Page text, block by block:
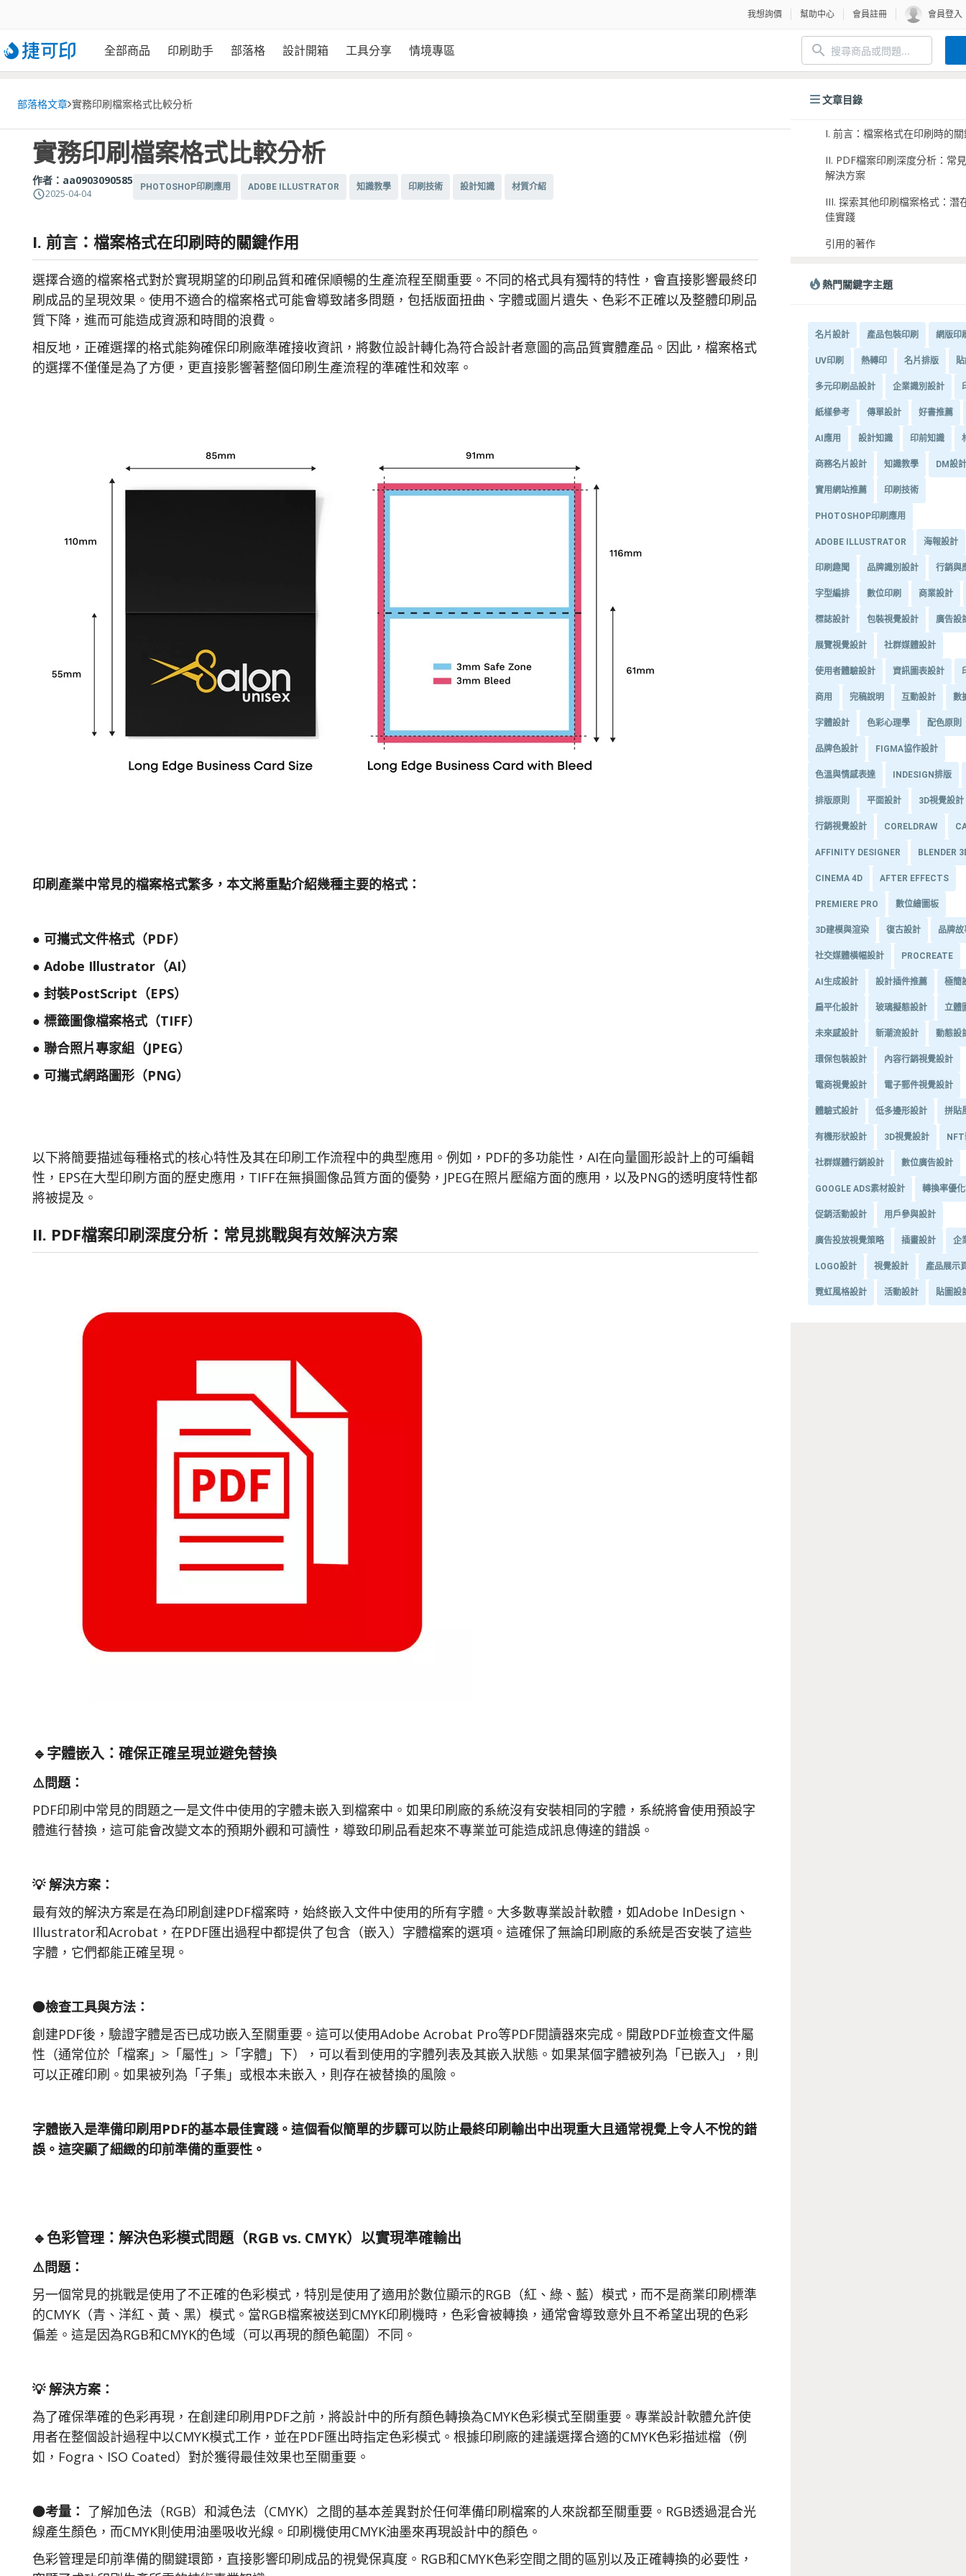
我想詢價 幫助中心 會員註冊 會員登入
全部商品 印刷助手 部落格 設計開箱 工具分享 情境專區
部落格文章 實務印刷檔案格式比較分析
實務印刷檔案格式比較分析
作者： aa0903090585
2025-04-04
PHOTOSHOP印刷應用 ADOBE ILLUSTRATOR 知識教學 印刷技術 設計知識 材質介紹
I. 前言：檔案格式在印刷時的關鍵作用
選擇合適的檔案格式對於實現期望的印刷品質和確保順暢的生產流程至關重要。不同的格式具有獨特的特性，會直接影響最終印
刷成品的呈現效果。使用不適合的檔案格式可能會導致諸多問題，包括版面扭曲、字體或圖片遺失、色彩不正確以及整體印刷品
質下降，進而可能造成資源和時間的浪費。
相反地，正確選擇的格式能夠確保印刷廠準確接收資訊，將數位設計轉化為符合設計者意圖的高品質實體產品。因此，檔案格式
的選擇不僅僅是為了方便，更直接影響著整個印刷生產流程的準確性和效率。
印刷產業中常見的檔案格式繁多，本文將重點介紹幾種主要的格式：
● 可攜式文件格式（PDF）
● Adobe Illustrator（AI）
● 封裝PostScript（EPS）
● 標籤圖像檔案格式（TIFF）
● 聯合照片專家組（JPEG）
● 可攜式網路圖形（PNG）
以下將簡要描述每種格式的核心特性及其在印刷工作流程中的典型應用。例如，PDF的多功能性，AI在向量圖形設計上的可編輯
性，EPS在大型印刷方面的歷史應用，TIFF在無損圖像品質方面的優勢，JPEG在照片壓縮方面的應用，以及PNG的透明度特性都
將被提及。
II. PDF檔案印刷深度分析：常見挑戰與有效解決方案
🔹字體嵌入：確保正確呈現並避免替換
⚠️問題：
PDF印刷中常見的問題之一是文件中使用的字體未嵌入到檔案中。如果印刷廠的系統沒有安裝相同的字體，系統將會使用預設字
體進行替換，這可能會改變文本的預期外觀和可讀性，導致印刷品看起來不專業並可能造成訊息傳達的錯誤。
💡 解決方案：
最有效的解決方案是在為印刷創建PDF檔案時，始終嵌入文件中使用的所有字體。大多數專業設計軟體，如Adobe InDesign、
Illustrator和Acrobat，在PDF匯出過程中都提供了包含（嵌入）字體檔案的選項。這確保了無論印刷廠的系統是否安裝了這些
字體，它們都能正確呈現。
🟠檢查工具與方法：
創建PDF後，驗證字體是否已成功嵌入至關重要。這可以使用Adobe Acrobat Pro等PDF閱讀器來完成。開啟PDF並檢查文件屬
性（通常位於「檔案」>「屬性」>「字體」下），可以看到使用的字體列表及其嵌入狀態。如果某個字體被列為「已嵌入」，則
可以正確印刷。如果被列為「子集」或根本未嵌入，則存在被替換的風險。
字體嵌入是準備印刷用PDF的基本最佳實踐。這個看似簡單的步驟可以防止最終印刷輸出中出現重大且通常視覺上令人不悅的錯
誤。這突顯了細緻的印前準備的重要性。
🔹色彩管理：解決色彩模式問題（RGB vs. CMYK）以實現準確輸出
⚠️問題：
另一個常見的挑戰是使用了不正確的色彩模式，特別是使用了適用於數位顯示的RGB（紅、綠、藍）模式，而不是商業印刷標準
的CMYK（青、洋紅、黃、黑）模式。當RGB檔案被送到CMYK印刷機時，色彩會被轉換，通常會導致意外且不希望出現的色彩
偏差。這是因為RGB和CMYK的色域（可以再現的顏色範圍）不同。
💡 解決方案：
為了確保準確的色彩再現，在創建印刷用PDF之前，將設計中的所有顏色轉換為CMYK色彩模式至關重要。專業設計軟體允許使
用者在整個設計過程中以CMYK模式工作，並在PDF匯出時指定色彩模式。根據印刷廠的建議選擇合適的CMYK色彩描述檔（例
如，Fogra、ISO Coated）對於獲得最佳效果也至關重要。
🟠考量： 了解加色法（RGB）和減色法（CMYK）之間的基本差異對於任何準備印刷檔案的人來說都至關重要。RGB透過混合光
線產生顏色，而CMYK則使用油墨吸收光線。印刷機使用CMYK油墨來再現設計中的顏色。
色彩管理是印前準備的關鍵環節，直接影響印刷成品的視覺保真度。RGB和CMYK色彩空間之間的區別以及正確轉換的必要性，
文章目錄
I. 前言：檔案格式在印刷時的
II. PDF檔案印刷深度分析：常
解決方案
III. 探索其他印刷檔案格式：潛
佳實踐
引用的著作
熱門關鍵字主題
名片設計 產品包裝印刷 網版印
UV印刷 熱轉印 名片排版
多元印刷品設計 企業識別設計
紙樣參考 傳單設計 好書推薦
AI應用 設計知識 印前知識
商務名片設計 知識教學 DM設計
實用網站推薦 印刷技術
PHOTOSHOP印刷應用
ADOBE ILLUSTRATOR 海報設計
印刷趣聞 品牌識別設計 行銷與
字型編排 數位印刷 商業設計
標誌設計 包裝視覺設計 廣告設
展覽視覺設計 社群媒體設計
使用者體驗設計 資訊圖表設計
商用 完稿說明 互動設計 數
字體設計 色彩心理學 配色原則
品牌色設計 FIGMA協作設計
色溫與情感表達 INDESIGN排版
排版原則 平面設計 3D視覺設計
行銷視覺設計 CORELDRAW
AFFINITY DESIGNER BLENDER
CINEMA 4D AFTER EFFECTS
PREMIERE PRO 數位繪圖板
3D建模與渲染 復古設計 品牌
社交媒體橫幅設計 PROCREATE
AI生成設計 設計插件推薦 極簡
扁平化設計 玻璃擬態設計 立體
未來感設計 新潮流設計 動態設
環保包裝設計 內容行銷視覺設計
電商視覺設計 電子郵件視覺設計
體驗式設計 低多邊形設計 拼貼
有機形狀設計 3D視覺設計
社群媒體行銷設計 數位廣告設計
GOOGLE ADS素材設計 轉換率優
促銷活動設計 用戶參與設計
廣告投放視覺策略 插畫設計 企
LOGO設計 視覺設計 產品展示
霓虹風格設計 活動設計 貼圖設